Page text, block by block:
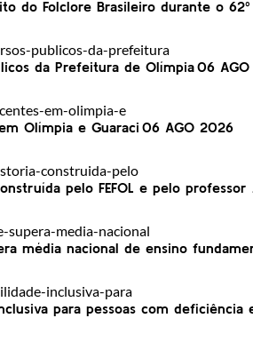
do Folclore Brasileiro durante o 62º
da Prefeitura de Olímpia06
Olímpia e Guaraci 06 AGO 2026
pelo FEFOL e pelo professor
média nacional de ensino
para pessoas com deficiência